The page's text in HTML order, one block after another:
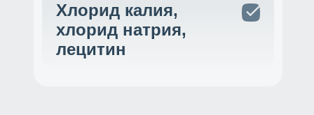
Хлорид калия,
хлорид натрия,
лецитин